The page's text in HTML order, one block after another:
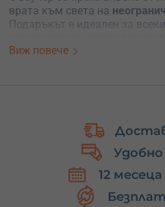
врата към света на
Подаръкът е идеален за
забравяй, ако получателят
начинът да покажеш, че
Този подарък носи
създаване на спомени,
Виж повече
12